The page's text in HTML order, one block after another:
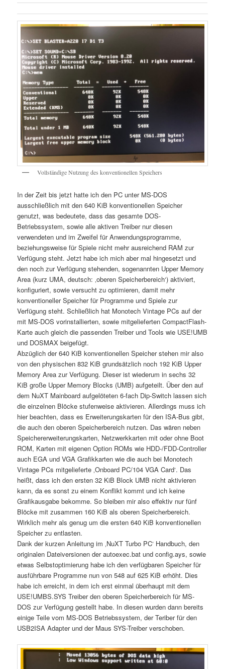
Vollständige Nutzung des konventionellen Speichers
In der Zeit bis jetzt hatte ich den PC unter MS-DOS
ausschließlich mit den 640 KiB konventionellen Speicher
genutzt, was bedeutete, dass das gesamte DOS-
Betriebssystem, sowie alle aktiven Treiber nur diesen
verwendeten und im Zweifel für Anwendungsprogramme,
beziehungsweise für Spiele nicht mehr ausreichend RAM zur
Verfügung steht. Jetzt habe ich mich aber mal hingesetzt und
den noch zur Verfügung stehenden, sogenannten Upper Memory
Area (kurz UMA, deutsch: ‚oberen Speicherbereich‘) aktiviert,
konfiguriert, sowie versucht zu optimieren, damit mehr
konventioneller Speicher für Programme und Spiele zur
Verfügung steht. Schließlich hat Monotech Vintage PCs auf der
mit MS-DOS vorinstallierten, sowie mitgelieferten CompactFlash-
Karte auch gleich die passenden Treiber und Tools wie USE!UMB
und DOSMAX beigefügt.
Abzüglich der 640 KiB konventionellen Speicher stehen mir also
von den physischen 832 KiB grundsätzlich noch 192 KiB Upper
Memory Area zur Verfügung. Dieser ist wiederum in sechs 32
KiB große Upper Memory Blocks (UMB) aufgeteilt. Über den auf
dem NuXT Mainboard aufgelöteten 6-fach Dip-Switch lassen sich
die einzelnen Blöcke stufenweise aktivieren. Allerdings muss ich
hier beachten, dass es Erweiterungskarten für den ISA-Bus gibt,
die auch den oberen Speicherbereich nutzen. Das wären neben
Speichererweiterungskarten, Netzwerkkarten mit oder ohne Boot
ROM, Karten mit eigenen Option ROMs wie HDD-/FDD-Controller
auch EGA und VGA Grafikkarten wie die auch bei Monotech
Vintage PCs mitgelieferte ‚Onboard PC/104 VGA Card‘. Das
heißt, dass ich den ersten 32 KiB Block UMB nicht aktivieren
kann, da es sonst zu einem Konflikt kommt und ich keine
Grafikausgabe bekomme. So bleiben mir also effektiv nur fünf
Blöcke mit zusammen 160 KiB als oberen Speicherbereich.
Wirklich mehr als genug um die ersten 640 KiB konventionellen
Speicher zu entlasten.
Dank der kurzen Anleitung im ‚NuXT Turbo PC‘ Handbuch, den
originalen Dateiversionen der autoexec.bat und config.ays, sowie
etwas Selbstoptimierung habe ich den verfügbaren Speicher für
ausführbare Programme nun von 548 auf 625 KiB erhöht. Dies
habe ich erreicht, in dem ich erst einmal überhaupt mit dem
USE!UMBS.SYS Treiber den oberen Speicherbereich für MS-
DOS zur Verfügung gestellt habe. In diesen wurden dann bereits
einige Teile vom MS-DOS Betriebssystem, der Teriber für den
USB2ISA Adapter und der Maus SYS-Treiber verschoben.